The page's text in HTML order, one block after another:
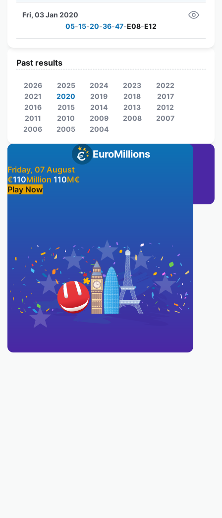
05-15-20-36-47-E08-E12
Fri, 03 Jan 2020
EuroMillions
Friday, 07 August
€110Million 110M€
Play Now
Past results
2026 2025 2024 2023
2022
2021
2020 2019 2018
2017
2016
2015 2014 2013
2012
2011
2010 2009 2008
2007
2006
2005 2004